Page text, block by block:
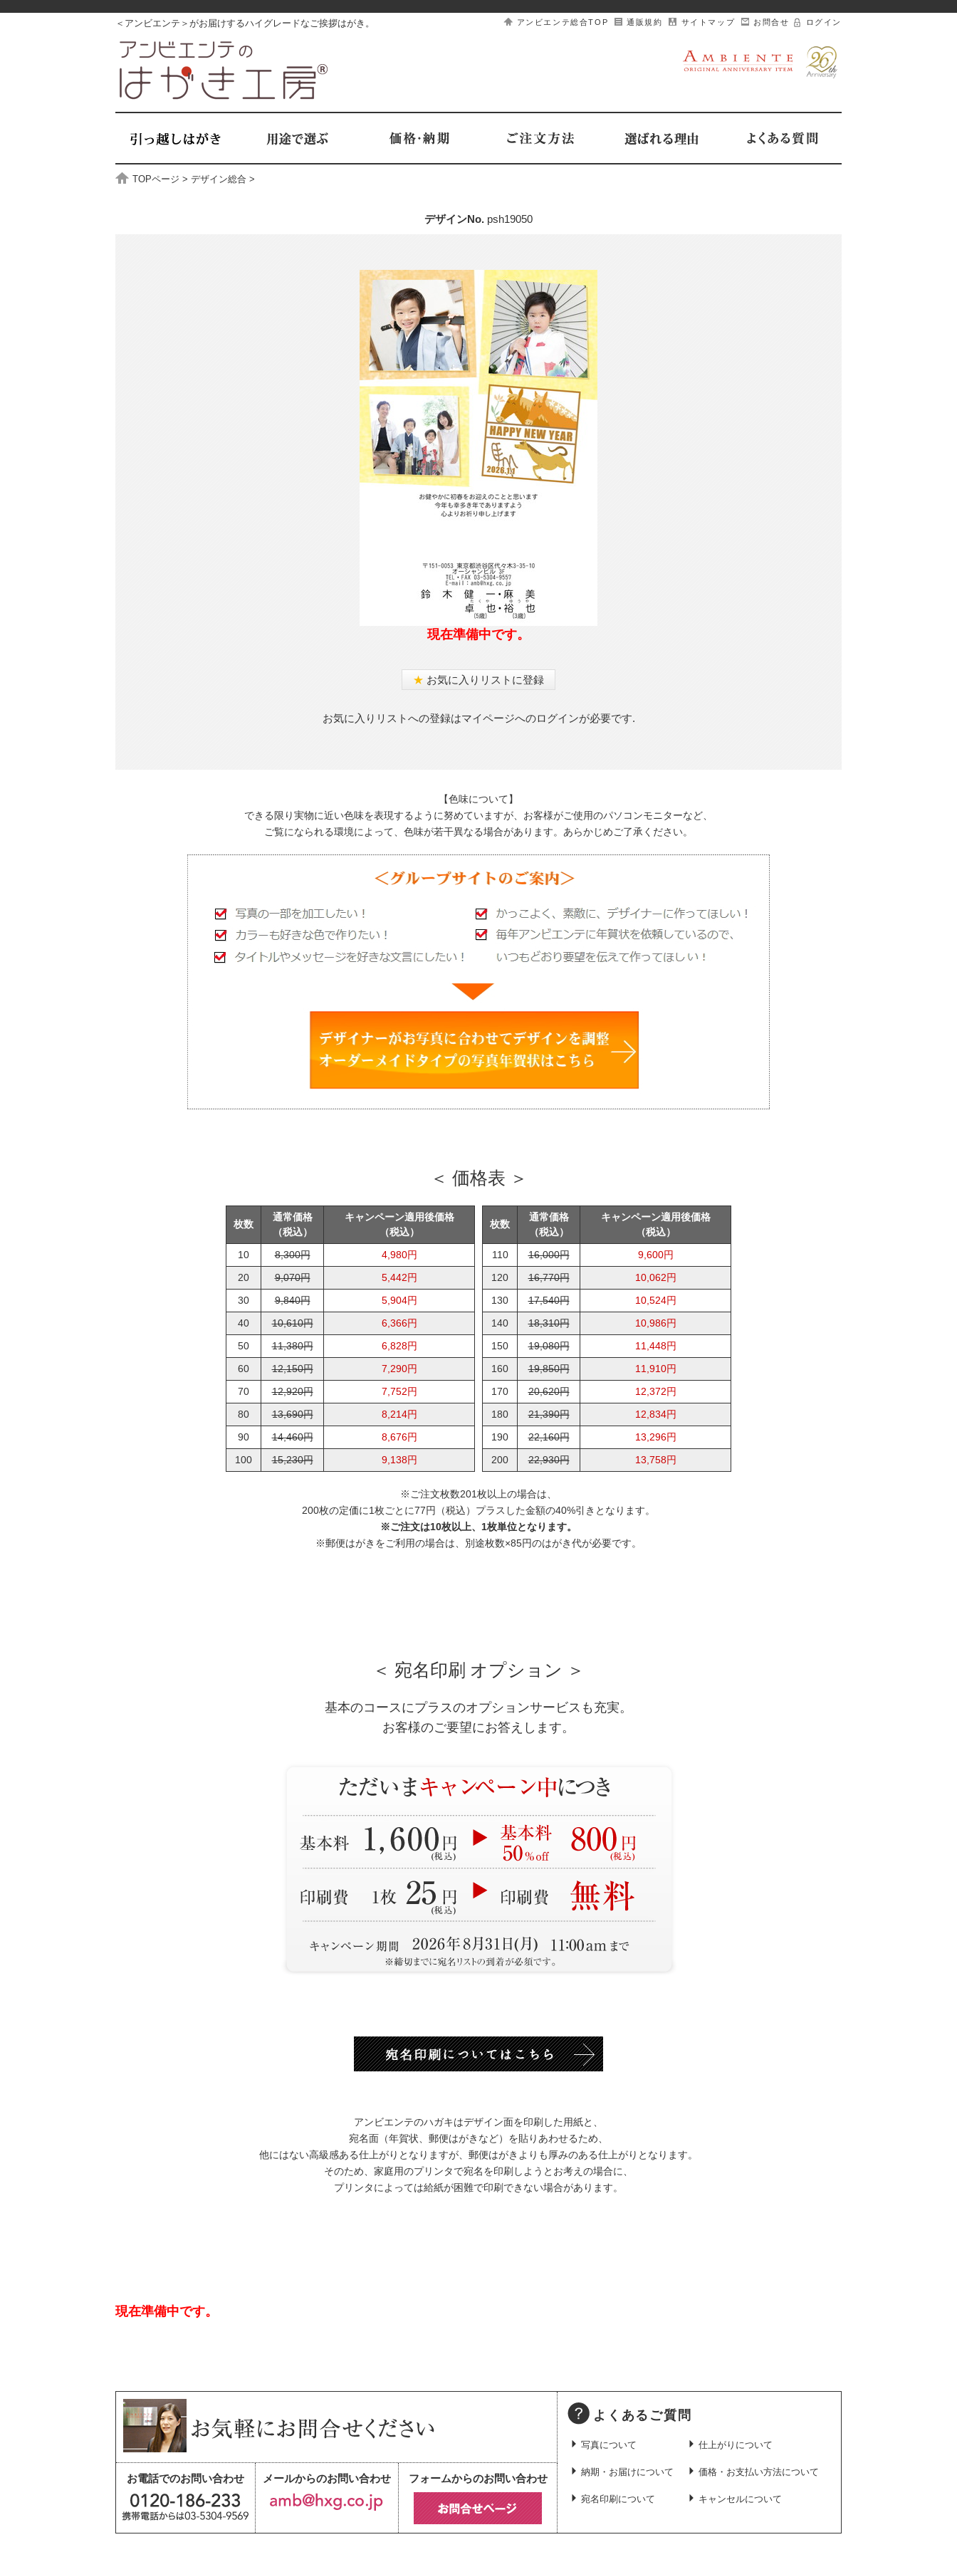
＜アンビエンテ＞がお届けするハイグレードなご挨拶はがき。 アンビエンテ総合TOP 通販規約 サイトマップ お問合せ ログイン
TOPページ > デザイン総合 >
デザインNo. psh19050
現在準備中です。
★ お気に入りリストに登録
お気に入りリストへの登録はマイページへのログインが必要です.
【色味について】
できる限り実物に近い色味を表現するように努めていますが、お客様がご使用のパソコンモニターなど、
ご覧になられる環境によって、色味が若干異なる場合があります。あらかじめご了承ください。
＜ 価格表 ＞
枚数
通常価格
（税込）
キャンペーン適用後価格
（税込）
10 8,300円 4,980円
20 9,070円 5,442円
30 9,840円 5,904円
40 10,610円 6,366円
50 11,380円 6,828円
60 12,150円 7,290円
70 12,920円 7,752円
80 13,690円 8,214円
90 14,460円 8,676円
100 15,230円 9,138円
枚数
通常価格
（税込）
キャンペーン適用後価格
（税込）
110 16,000円 9,600円
120 16,770円 10,062円
130 17,540円 10,524円
140 18,310円 10,986円
150 19,080円 11,448円
160 19,850円 11,910円
170 20,620円 12,372円
180 21,390円 12,834円
190 22,160円 13,296円
200 22,930円 13,758円
※ご注文枚数201枚以上の場合は、
200枚の定価に1枚ごとに77円（税込）プラスした金額の40%引きとなります。
※ご注文は10枚以上、1枚単位となります。
※郵便はがきをご利用の場合は、別途枚数×85円のはがき代が必要です。
＜ 宛名印刷 オプション ＞
基本のコースにプラスのオプションサービスも充実。
お客様のご要望にお答えします。
アンビエンテのハガキはデザイン面を印刷した用紙と、
宛名面（年賀状、郵便はがきなど）を貼りあわせるため、
他にはない高級感ある仕上がりとなりますが、郵便はがきよりも厚みのある仕上がりとなります。
そのため、家庭用のプリンタで宛名を印刷しようとお考えの場合に、
プリンタによっては給紙が困難で印刷できない場合があります。
現在準備中です。
お電話でのお問い合わせ メールからのお問い合わせ フォームからのお問い合わせ
よくあるご質問
写真について
納期・お届けについて
宛名印刷について
仕上がりについて
価格・お支払い方法について
キャンセルについて